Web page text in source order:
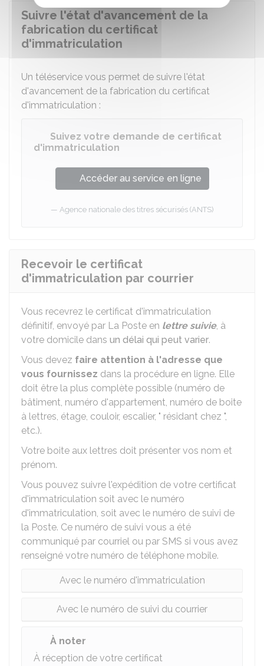
Suivre l'état d'avancement de la
fabrication du certificat
d'immatriculation
Un téléservice vous permet de suivre l'état
d'avancement de la fabrication du certificat
d'immatriculation :
Suivez votre demande de certificat
d'immatriculation
Accéder au service en ligne
Agence nationale des titres sécurisés (ANTS)
Recevoir le certificat
d'immatriculation par courrier
Vous recevrez le certificat d'immatriculation
définitif, envoyé par La Poste en lettre suivie, à
votre domicile dans un délai qui peut varier.
Vous devez faire attention à l'adresse que
vous fournissez dans la procédure en ligne. Elle
doit être la plus complète possible (numéro de
bâtiment, numéro d'appartement, numéro de boite
à lettres, étage, couloir, escalier, " résidant chez ",
etc.).
Votre boite aux lettres doit présenter vos nom et
prénom.
Vous pouvez suivre l'expédition de votre certificat
d'immatriculation soit avec le numéro
d'immatriculation, soit avec le numéro de suivi de
la Poste. Ce numéro de suivi vous a été
communiqué par courriel ou par SMS si vous avez
renseigné votre numéro de téléphone mobile.
Avec le numéro d'immatriculation
Avec le numéro de suivi du courrier
À noter
À réception de votre certificat